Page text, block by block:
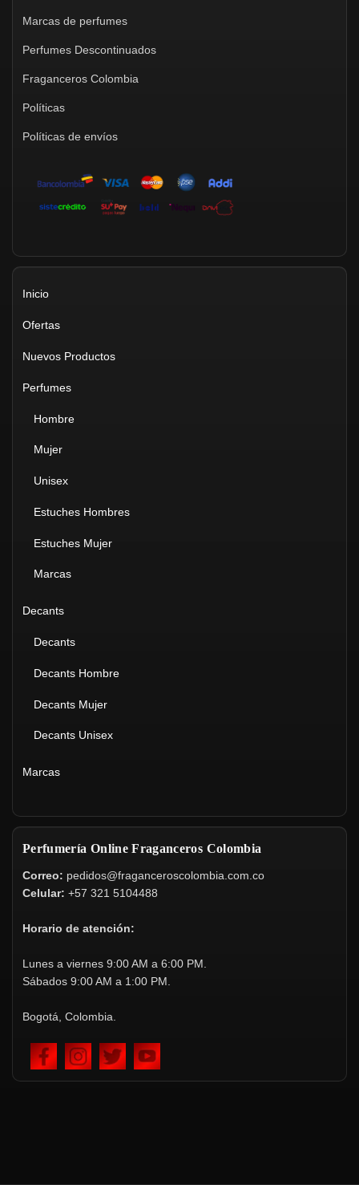
Marcas de perfumes
Perfumes Descontinuados
Fraganceros Colombia
Políticas
Políticas de envíos
Inicio
Ofertas
Nuevos Productos
Perfumes
Hombre
Mujer
Unisex
Estuches Hombres
Estuches Mujer
Marcas
Decants
Decants
Decants Hombre
Decants Mujer
Decants Unisex
Marcas
Perfumería Online Fraganceros Colombia
Correo: pedidos@fraganceroscolombia.com.co
Celular: +57 321 5104488
Horario de atención:
Lunes a viernes 9:00 AM a 6:00 PM.
Sábados 9:00 AM a 1:00 PM.
Bogotá, Colombia.